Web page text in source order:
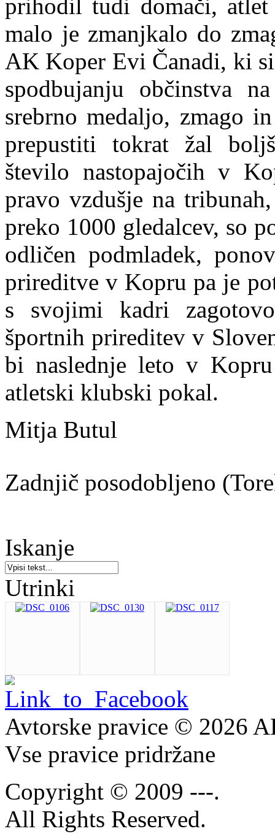
prihodil tudi domači,
malo je zmanjkalo do
AK Koper Evi Čanadi, ki
spodbujanju občinstva
srebrno medaljo, zmago
prepustiti tokrat žal
število nastopajočih v
pravo vzdušje na
preko 1000 gledalcev, so
odličen podmladek,
prireditve v Kopru pa je
s svojimi kadri
športnih prireditev v
bi naslednje leto v
atletski klubski pokal.
Mitja Butul
Zadnjič posodobljeno
Iskanje
Utrinki
Avtorske pravice © 2026
Vse pravice pridržane
Copyright © 2009 ---.
All Rights Reserved.